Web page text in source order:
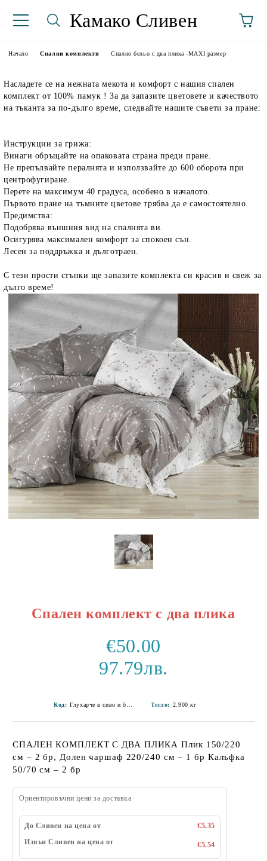
Камако Сливен
Начало Спални комплекти Спално бельо с два плика -MAXI размер
Насладете се на нежната мекота и комфорт с нашия спален
комплект от 100% памук ! За да запазите цветовете и качеството
на тъканта за по-дълго време, следвайте нашите съвети за пране:
Инструкции за грижа:
Винаги обръщайте на опаковата страна преди пране.
Не препълвайте пералнята и използвайте до 600 оборота при
центрофугиране.
Перете на максимум 40 градуса, особено в началото.
Първото пране на тъмните цветове трябва да е самостоятелно.
Предимства:
Подобрява външния вид на спалнята ви.
Осигурява максимален комфорт за спокоен сън.
Лесен за поддръжка и дълготраен.
С тези прости стъпки ще запазите комплекта си красив и свеж за
дълго време!
Спален комплект с два плика
€50.00
97.79лв.
Код: Тегло: 2.900 кг
СПАЛЕН КОМПЛЕКТ С ДВА ПЛИКА Плик 150/220
см – 2 бр, Долен чаршаф 220/240 см – 1 бр Калъфка
50/70 см – 2 бр
Ориентировъчни цени за доставка
До Сливен на цена от
€5.35
Извън Сливен на цена от
€5.54